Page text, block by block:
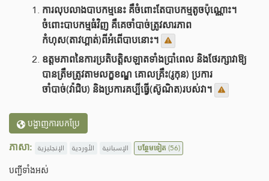
ការលុបលាងបាបកម្មនេះ គឺចំពោះតែបាបកម្មតូចប៉ុណ្ណោះ។
ចំពោះបាបកម្មធំវិញ គឺគេចាំបាច់ត្រូវសារភាព
កំហុស(តាវហ្ពាត់)ពីអំពើបាបនោះ។
ឧត្តមភាពនៃការប្រតិបត្តិសឡាតទាំងប្រាំពេល និងថែរក្សាវាឱ្យ
បានត្រឹមត្រូវតាមលក្ខខណ្ឌ គោលគ្រឹះ(រូកុន) ប្រការ
ចាំបាច់(វ៉ាជិប) និងប្រការគប្បីធ្វើ(ស៊ូណិត)របស់វា។
បង្ហាញការបកប្រែ
ភាសា: الإنجليزية الأوردية الإسبانية បន្ថែមទៀត(56)
បញ្ជីទាំងអស់